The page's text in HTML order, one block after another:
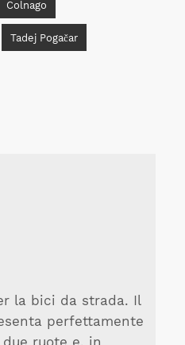
Colnago
Tadej Pogačar
la bici da strada. Il
perfettamente